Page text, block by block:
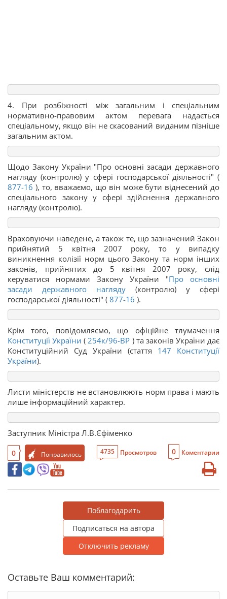
4. При розбіжності між загальним і спеціальним
нормативно-правовим актом перевага надається
спеціальному, якщо він не скасований виданим пізніше
загальним актом.
Щодо Закону України "Про основні засади державного
нагляду (контролю) у сфері господарської діяльності" (
877-16 ), то, вважаємо, що він може бути віднесений до
спеціального закону у сфері здійснення державного
нагляду (контролю).
Враховуючи наведене, а також те, що зазначений Закон
прийнятий 5 квітня 2007 року, то у випадку
виникнення колізії норм цього Закону та норм інших
законів, прийнятих до 5 квітня 2007 року, слід
керуватися нормами Закону України "Про основні
засади державного нагляду (контролю) у сфері
господарської діяльності" ( 877-16 ).
Крім того, повідомляємо, що офіційне тлумачення
Конституції України (254к/96-ВР ) та законів України дає
Конституційний Суд України (стаття 147 Конституції
України).
Листи міністерств не встановлюють норм права і мають
лише інформаційний характер.
Заступник Міністра Л.В.Єфіменко
0 Понравилось 4735 Просмотров 0 Коментарии
Поблагодарить
Подписаться на автора
Отключить рекламу
Оставьте Ваш комментарий: